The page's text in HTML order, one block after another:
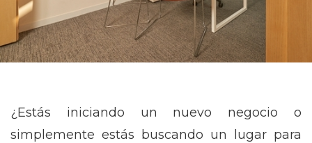
¿Estás iniciando un nuevo negocio o
simplemente estás buscando un lugar para